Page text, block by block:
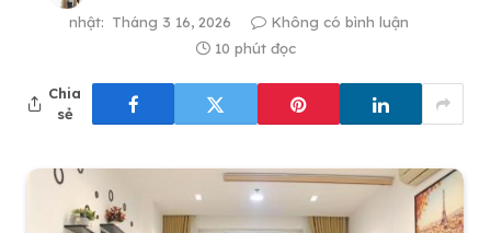
nhật: Tháng 3 16, 2026
Không có bình luận
10 phút đọc
Chia
sẻ